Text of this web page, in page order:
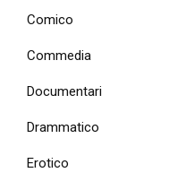
Comico
Commedia
Documentari
Drammatico
Erotico